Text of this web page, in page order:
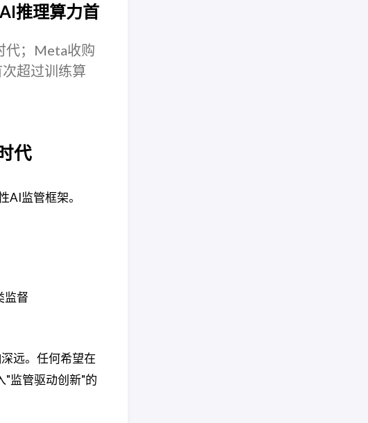
推理算力首
代；Meta收购
超过训练算
代
监管框架。
监督
远。任何希望在
"监管驱动创新"的